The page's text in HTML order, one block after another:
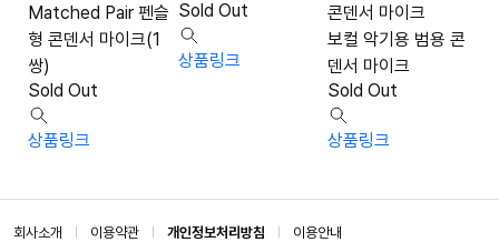
Matched Pair 펜슬
형 콘덴서 마이크(1
쌍)
Sold Out
상품링크
Sold Out
상품링크
콘덴서 마이크
보컬 악기용 범용 콘
덴서 마이크
Sold Out
상품링크
회사소개 이용약관 개인정보처리방침 이용안내